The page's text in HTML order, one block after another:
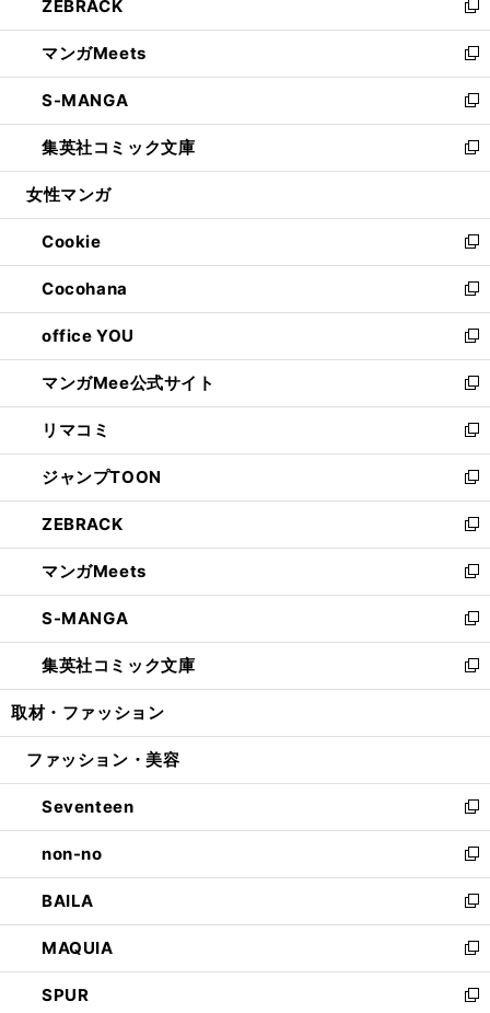
く
で
開
く
ド
ウ
で
開
く
ィ
ン
ド
ウ
で
開
く
い
ウ
ィ
ン
ド
ウ
で
開
ZEBRACK
新
し
い
ウ
ィ
ン
ド
ウ
開
く
マンガMeets
新
し
い
ウ
ィ
ン
ウ
で
開
く
S-MANGA
新
し
い
ウ
ン
ド
ウ
で
開
く
集英社コミック文庫
新
し
ウ
ィ
ン
ド
ウ
で
開
く
女性マンガ
Cookie
新
し
い
ウ
ィ
ン
ド
ウ
で
開
く
Cocohana
新
し
い
ウ
ィ
ン
ド
ウ
で
開
く
office YOU
新
し
い
ウ
ィ
ン
ド
ウ
で
開
く
マンガMee公式サイト
新
し
い
ウ
ィ
ン
ド
ウ
で
開
く
リマコミ
新
し
い
ウ
ィ
ン
ド
ウ
で
開
く
ジャンプTOON
新
し
い
ウ
ィ
ン
ド
ウ
で
開
ZEBRACK
新
し
い
ウ
ィ
ン
ド
ウ
開
マンガMeets
新
し
い
ウ
ィ
ン
ウ
開
く
S-MANGA
新
し
い
ウ
ン
ウ
で
開
く
集英社コミック文庫
新
し
ウ
ン
ド
ウ
で
開
く
取材・ファッション
ファッション・美容
Seventeen
新
し
い
ウ
ィ
ン
ド
ウ
で
non-no
新
し
い
ウ
ィ
ン
ド
BAILA
新
し
い
ウ
ィ
MAQUIA
新
し
い
SPUR
新